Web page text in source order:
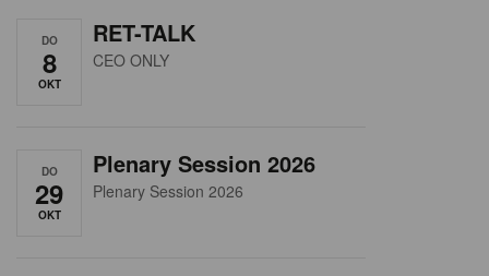
DO
8
OKT
RET-TALK
CEO ONLY
DO
29
OKT
Plenary Session 2026
Plenary Session 2026